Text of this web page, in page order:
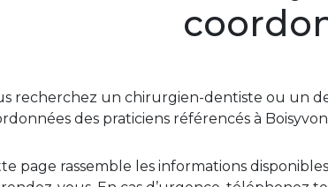
recherchez un chirurgien-dentiste ou un
des praticiens référencés à
page rassemble les informations